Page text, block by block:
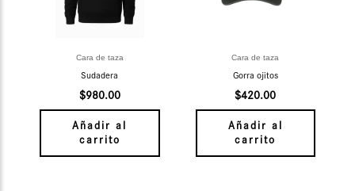
Cara de taza
Sudadera
$980.00
Añadir al
carrito
Cara de taza
Gorra ojitos
$420.00
Añadir al
carrito